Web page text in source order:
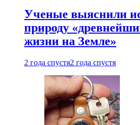
Ученые выяснили
природу
жизни на Земле»
2 года спустя2 года спустя